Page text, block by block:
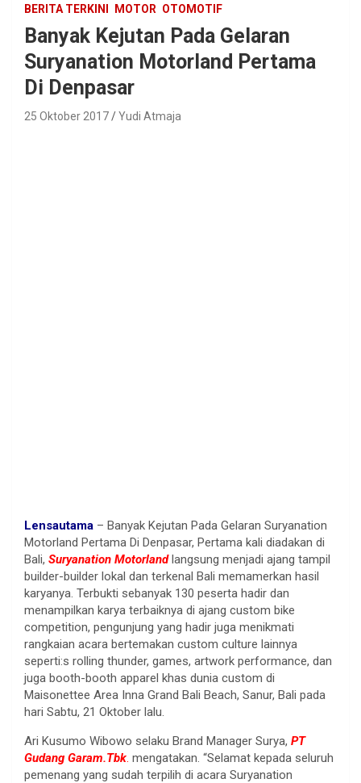
BERITA TERKINI MOTOR OTOMOTIF
Banyak Kejutan Pada Gelaran
Suryanation Motorland Pertama
Di Denpasar
25 Oktober 2017 Yudi Atmaja
Lensautama – Banyak Kejutan Pada Gelaran Suryanation
Motorland Pertama Di Denpasar, Pertama kali diadakan di
Bali, Suryanation Motorlandlangsung menjadi ajang tampil
builder-builder lokal dan terkenal Bali memamerkan hasil
karyanya. Terbukti sebanyak 130 peserta hadir dan
menampilkan karya terbaiknya di ajang custom bike
competition, pengunjung yang hadir juga menikmati
rangkaian acara bertemakan custom culture lainnya
seperti:s rolling thunder, games, artwork performance, dan
juga booth-booth apparel khas dunia custom di
Maisonettee Area Inna Grand Bali Beach, Sanur, Bali pada
hari Sabtu, 21 Oktober lalu.
Ari Kusumo Wibowo selaku Brand Manager Surya, PT
Gudang Garam.Tbk. mengatakan. “Selamat kepada seluruh
pemenang yang sudah terpilih di acara Suryanation